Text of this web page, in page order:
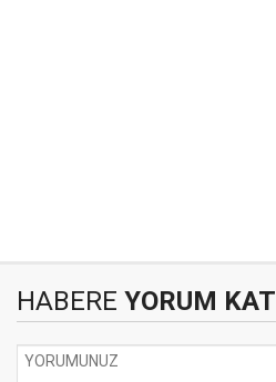
HABERE YORUM KAT